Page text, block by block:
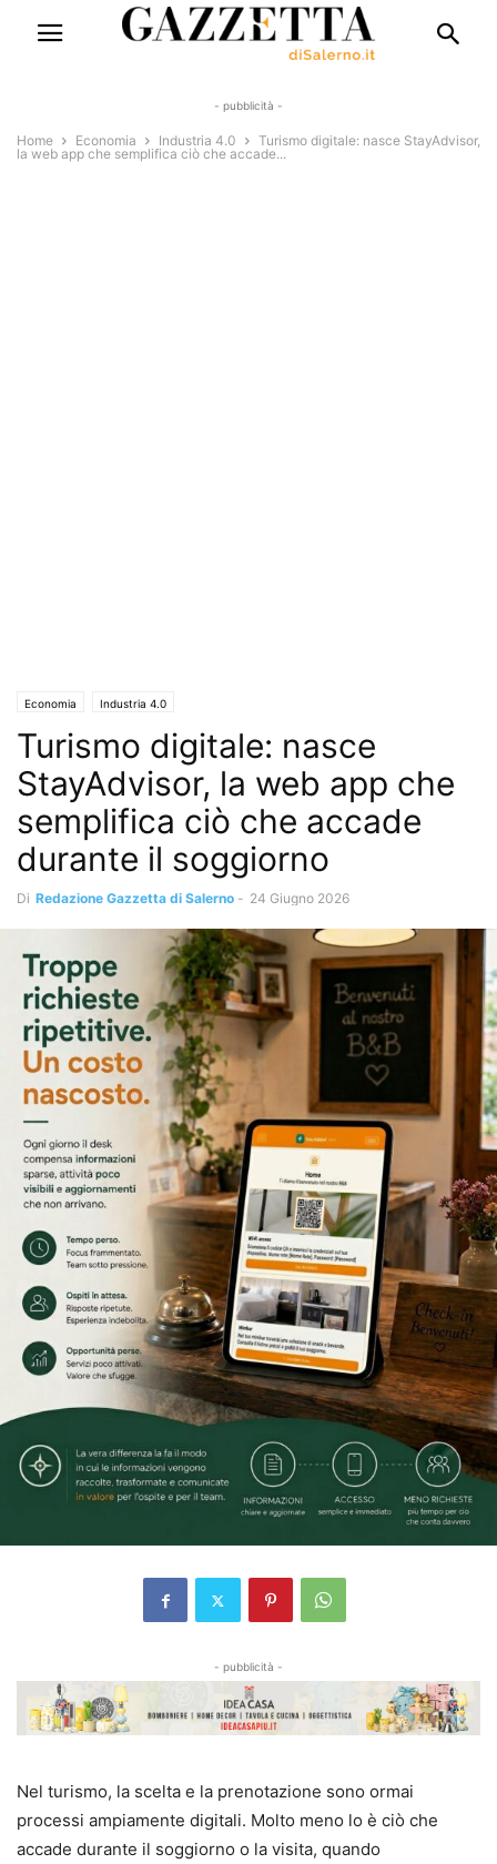
- pubblicità -
Home Economia Industria 4.0
Turismo digitale: nasce StayAdvisor,
la web app che semplifica ciò che accade...
Economia Industria 4.0
Turismo digitale: nasce
StayAdvisor, la web app che
semplifica ciò che accade
durante il soggiorno
Di Redazione Gazzetta di Salerno - 24 Giugno 2026
- pubblicità -
Nel turismo, la scelta e la prenotazione sono ormai
processi ampiamente digitali. Molto meno lo è ciò che
accade durante il soggiorno o la visita, quando